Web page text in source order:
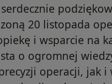
serdecznie
20 listopada
i wsparcie na
o ogromnej
operacji, jak